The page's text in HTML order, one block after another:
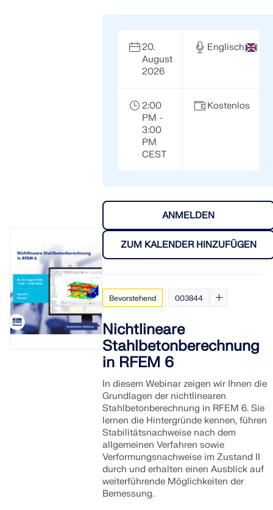
20.
August
2026
Englisch
2:00
PM -
3:00
PM
CEST
Kostenlos
ANMELDEN
ZUM KALENDER HINZUFÜGEN
Bevorstehend 003844
Nichtlineare
Stahlbetonberechnung
in RFEM 6
In diesem Webinar zeigen wir Ihnen die
Grundlagen der nichtlinearen
Stahlbetonberechnung in RFEM 6. Sie
lernen die Hintergründe kennen, führen
Stabilitätsnachweise nach dem
allgemeinen Verfahren sowie
Verformungsnachweise im Zustand II
durch und erhalten einen Ausblick auf
weiterführende Möglichkeiten der
Bemessung.